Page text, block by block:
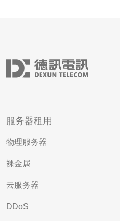
服务器租用
物理服务器
裸金属
云服务器
DDoS